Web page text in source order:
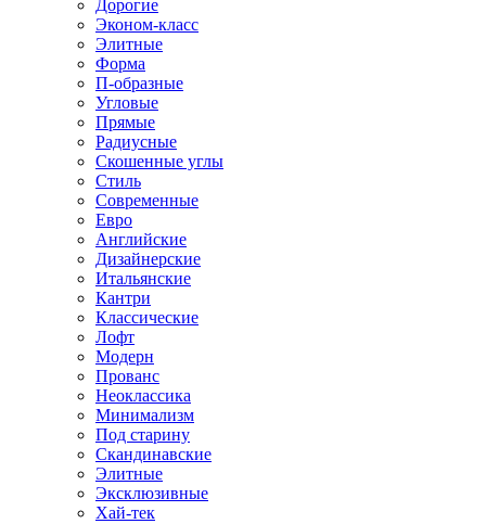
Дорогие
Эконом-класс
Элитные
Форма
П-образные
Угловые
Прямые
Радиусные
Скошенные углы
Стиль
Современные
Евро
Английские
Дизайнерские
Итальянские
Кантри
Классические
Лофт
Модерн
Прованс
Неоклассика
Минимализм
Под старину
Скандинавские
Элитные
Эксклюзивные
Хай-тек